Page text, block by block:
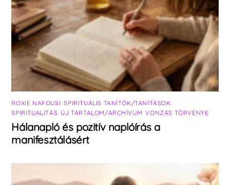
ROXIE NAFOUSI ,SPIRITUÁLIS TANÍTÓK/TANÍTÁSOK
SPIRITUALITÁS ÚJ TARTALOM/ARCHÍVUM ,VONZÁS TÖRVÉNYE
Hálanapló és pozitív naplóírás a
manifesztálásért